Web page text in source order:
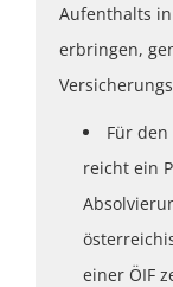
Aufenthalts
erbringen,
Für
reicht ein
einer ÖIF